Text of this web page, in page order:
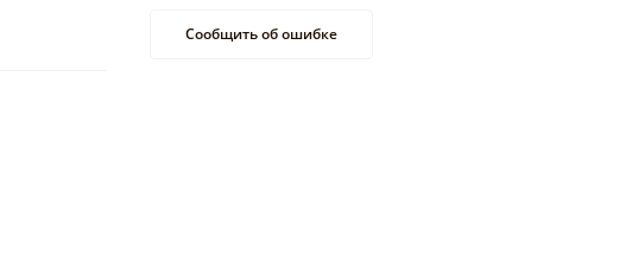
Сообщить об ошибке